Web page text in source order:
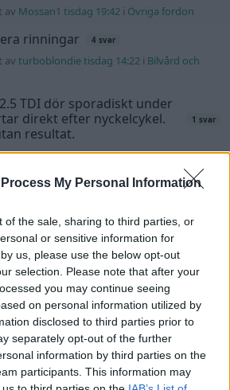
Process My Personal Information
of the sale, sharing to third parties, or
or sensitive information for
us, please use the below opt-out
selection. Please note that after your
you may continue seeing
on personal information utilized by
disclosed to third parties prior to
separately opt-out of the further
information by third parties on the
participants. This information may
av Mossan1 tisdag 19:42 i Övriga fordon
rinningar 4 svar
avturboblondie tisdag 14:22 i Bilvård och
2.5 TDI dör sporadiskt under
direkt efter nyckelcykel.
resultat.
1 svar
avJesper328 tisdag 12:52iGenerell
med blir lite
över kopplingarna.
avMammDiin måndag 23:11iBilljud och
varor! Allt om
6570 svar
måndag 21:15i Allmänt
40 svar